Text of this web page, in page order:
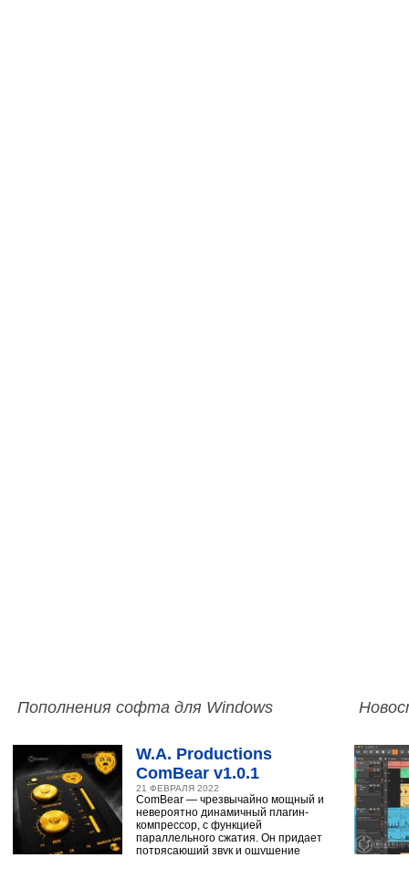
Пополнения софта для Windows
W.A. Productions
ComBear v1.0.1
21 ФЕВРАЛЯ 2022
ComBear — чрезвычайно мощный и
невероятно динамичный плагин-
компрессор, с функцией
параллельного сжатия. Он придает
потрясающий звук и ощущение